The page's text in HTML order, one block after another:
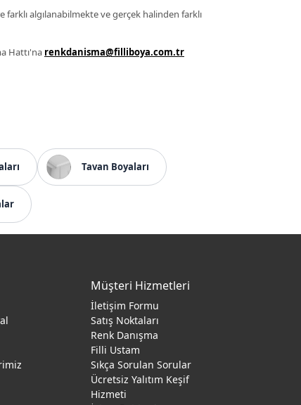
farklı algılanabilmekte ve gerçek halinden farklı
Hattı'na renkdanisma@filliboya.com.tr
Tavan Boyaları
Müşteri Hizmetleri
İletişim Formu
Satış Noktaları
Renk Danışma
Filli Ustam
Sıkça Sorulan Sorular
Ücretsiz Yalıtım Keşif
Hizmeti